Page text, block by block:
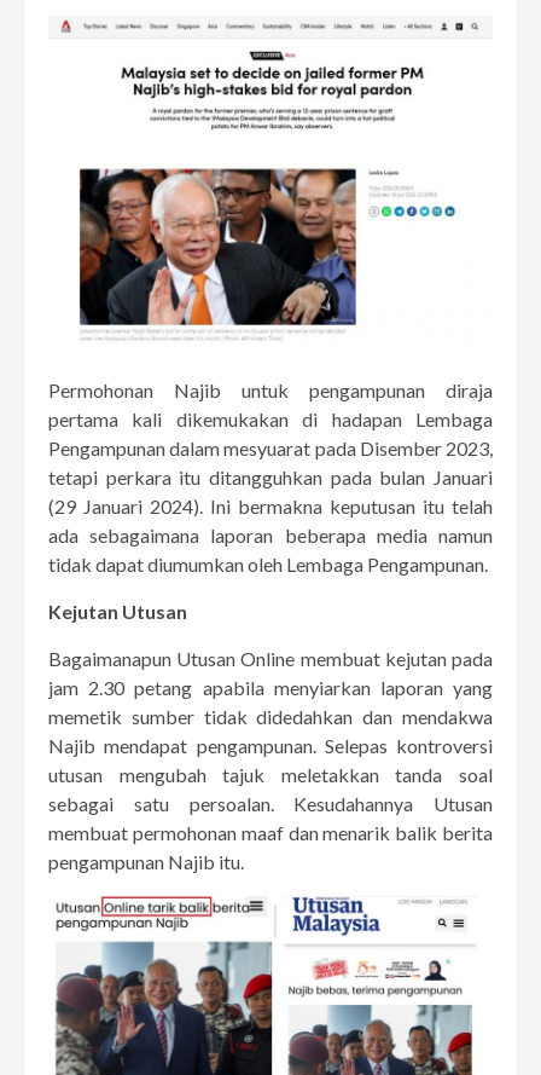
Permohonan Najib untuk pengampunan diraja
pertama kali dikemukakan di hadapan Lembaga
Pengampunan dalam mesyuarat pada Disember 2023,
tetapi perkara itu ditangguhkan pada bulan Januari
(29 Januari 2024). Ini bermakna keputusan itu telah
ada sebagaimana laporan beberapa media namun
tidak dapat diumumkan oleh Lembaga Pengampunan.
Kejutan Utusan
Bagaimanapun Utusan Online membuat kejutan pada
jam 2.30 petang apabila menyiarkan laporan yang
memetik sumber tidak didedahkan dan mendakwa
Najib mendapat pengampunan. Selepas kontroversi
utusan mengubah tajuk meletakkan tanda soal
sebagai satu persoalan. Kesudahannya Utusan
membuat permohonan maaf dan menarik balik berita
pengampunan Najib itu.